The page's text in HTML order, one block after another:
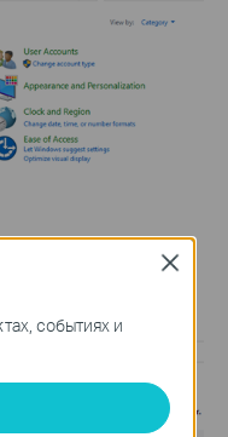
компонентов
событиях и
Close